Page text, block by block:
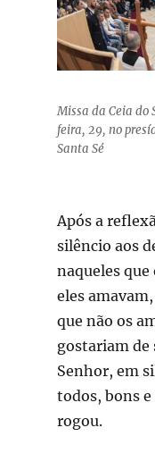
Missa da Ceia do
feira, 29, no
Santa Sé
Após a
silêncio aos
naqueles que
eles
que não os
gostariam de
Senhor, em
todos, bons e
rogou.